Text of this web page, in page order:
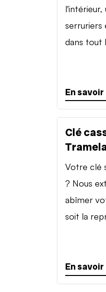
l'intérieur,
serruriers
dans tout
En
Clé
Votre clé
? Nous
abîmer
soit la
En